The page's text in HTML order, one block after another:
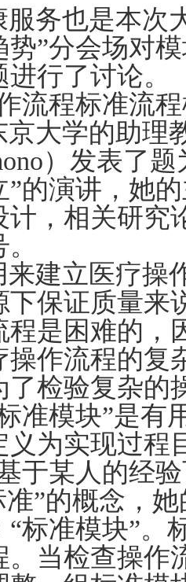
服务也是本次
势”分会场对
行了讨论。
流程标准流
京大学的助理
）发表了
”的演讲，她
计，相关研究
来建立医疗操
下保证质量来
程是困难的，
操作流程的复
了检验复杂的
准模块”是有
义为实现过程
于某人的经
准”的概念，
“标准模块”。
。当检查操作